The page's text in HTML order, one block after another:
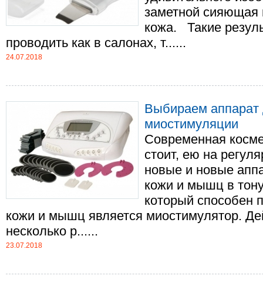
заметной сияющая
кожа. Такие
проводить как в салонах, т......
24.07.2018
Выбираем аппарат
миостимуляции
Современная
стоит, ею на
новые и новые
кожи и мышц в
который способен
кожи и мышц является миостимулятор.
несколько р......
23.07.2018